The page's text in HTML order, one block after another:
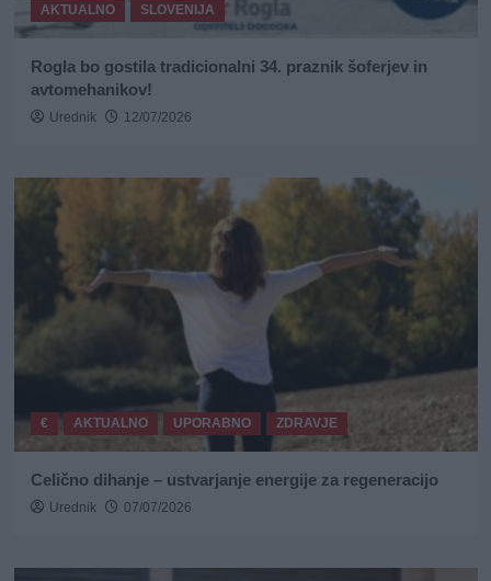
AKTUALNO SLOVENIJA
Rogla bo gostila tradicionalni 34. praznik šoferjev in
avtomehanikov!
Urednik 12/07/2026
€ AKTUALNO UPORABNO ZDRAVJE
Celično dihanje – ustvarjanje energije za regeneracijo
Urednik 07/07/2026